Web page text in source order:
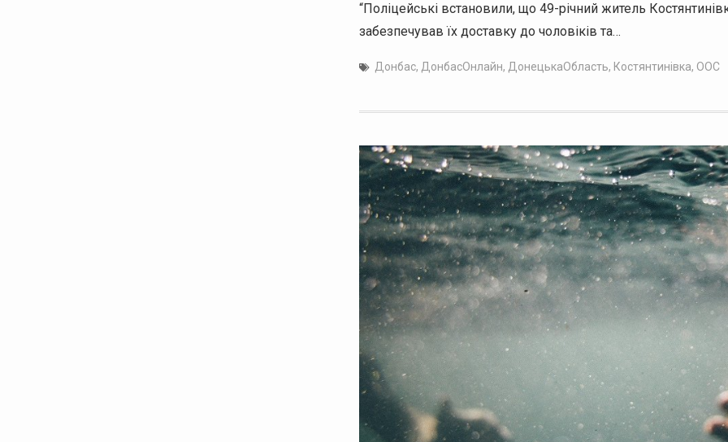
“Поліцейські встановили, що 49-річний житель
забезпечував їх доставку до чоловіків та…
Донбас, ДонбасОнлайн, ДонецькаОбласть, Костянтинівка, ООС